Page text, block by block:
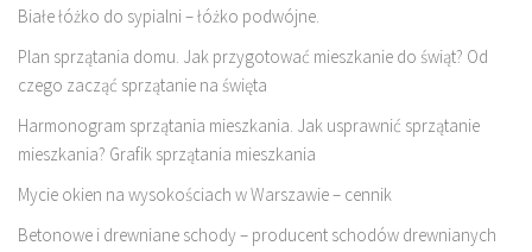
Białe łóżko do sypialni – łóżko podwójne.
Plan sprzątania domu. Jak przygotować mieszkanie do świąt? Od
czego zacząć sprzątanie na święta
Harmonogram sprzątania mieszkania. Jak usprawnić sprzątanie
mieszkania? Grafik sprzątania mieszkania
Mycie okien na wysokościach w Warszawie – cennik
Betonowe i drewniane schody – producent schodów drewnianych